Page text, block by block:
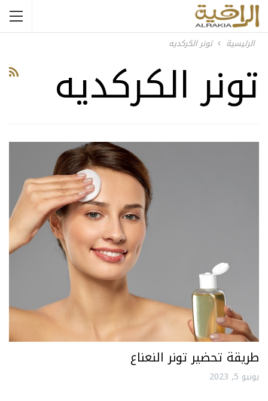
الرئيسية تونر الكركديه
تونر الكركديه
طريقة تحضير تونر النعناع
يونيو 5, 2023